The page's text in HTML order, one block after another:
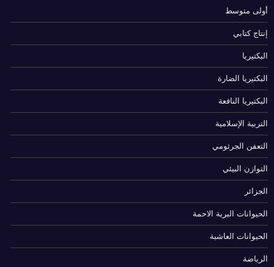
أولى متوسط
إنتاج كتابي
البكتيريا
البكتيريا الضارة
البكتيريا النافعة
التربية الإسلامية
التعفن الجرثومي
التوازن البيئي
الجزائر
الحيوانات البرية الاحمة
الحيوانات العاشبة
الرياضة